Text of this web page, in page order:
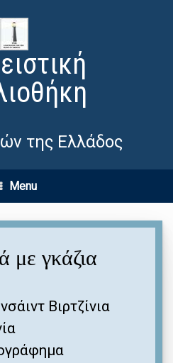
της Ελλάδος
Menu
με γκάζια
Βιρτζίνια